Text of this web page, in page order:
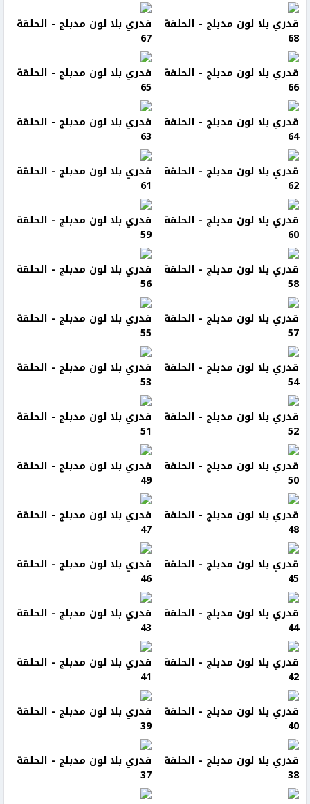
قدري بلا لون مدبلج - الحلقة
68
قدري بلا لون مدبلج - الحلقة
67
قدري بلا لون مدبلج - الحلقة
66
قدري بلا لون مدبلج - الحلقة
65
قدري بلا لون مدبلج - الحلقة
64
قدري بلا لون مدبلج - الحلقة
63
قدري بلا لون مدبلج - الحلقة
62
قدري بلا لون مدبلج - الحلقة
61
قدري بلا لون مدبلج - الحلقة
60
قدري بلا لون مدبلج - الحلقة
59
قدري بلا لون مدبلج - الحلقة
58
قدري بلا لون مدبلج - الحلقة
56
قدري بلا لون مدبلج - الحلقة
57
قدري بلا لون مدبلج - الحلقة
55
قدري بلا لون مدبلج - الحلقة
54
قدري بلا لون مدبلج - الحلقة
53
قدري بلا لون مدبلج - الحلقة
52
قدري بلا لون مدبلج - الحلقة
51
قدري بلا لون مدبلج - الحلقة
50
قدري بلا لون مدبلج - الحلقة
49
قدري بلا لون مدبلج - الحلقة
48
قدري بلا لون مدبلج - الحلقة
47
قدري بلا لون مدبلج - الحلقة
45
قدري بلا لون مدبلج - الحلقة
46
قدري بلا لون مدبلج - الحلقة
44
قدري بلا لون مدبلج - الحلقة
43
قدري بلا لون مدبلج - الحلقة
42
قدري بلا لون مدبلج - الحلقة
41
قدري بلا لون مدبلج - الحلقة
40
قدري بلا لون مدبلج - الحلقة
39
قدري بلا لون مدبلج - الحلقة
38
قدري بلا لون مدبلج - الحلقة
37